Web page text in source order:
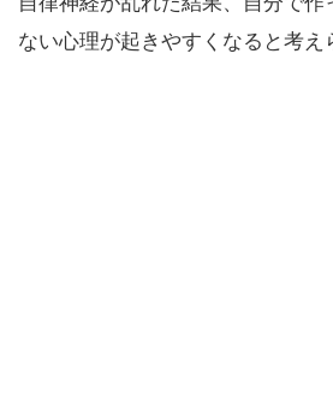
ない心理が起きやすくなると考え